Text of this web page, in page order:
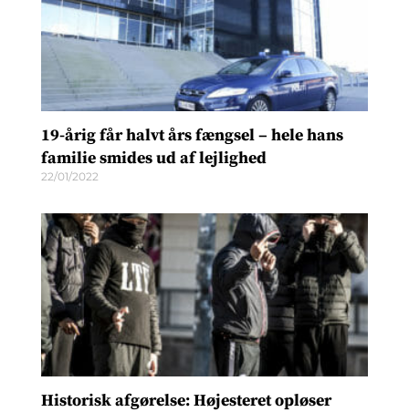
19-årig får halvt års fængsel – hele hans
familie smides ud af lejlighed
22/01/2022
Historisk afgørelse: Højesteret opløser